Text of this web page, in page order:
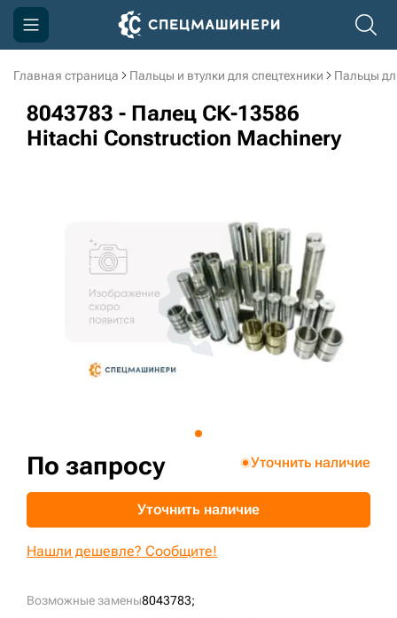
Главная страница Пальцы и втулки для спецтехники Пальцы
8043783 - Палец СК-13586
Hitachi Construction Machinery
Возможные замены8043783;
По запросу Уточнить наличие
Уточнить наличие
Нашли дешевле? Сообщите!
Компания
Акции
3D тур по производству
3D тур по складам
sksale@skdst.ru